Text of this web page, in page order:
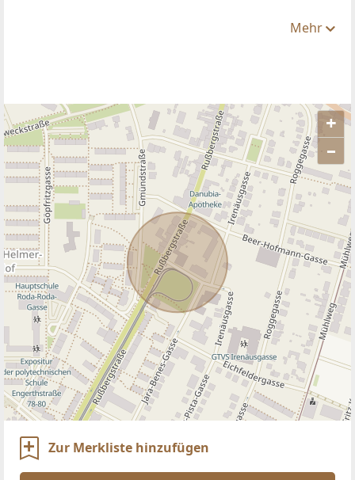
Mehr
+
–
ANBIETER KONTAKTIEREN
Zur Merkliste hinzufügen